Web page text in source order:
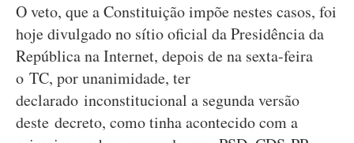
O veto, que a Constituição impõe nestes casos, foi
hoje divulgado no sítio oficial da Presidência da
República na Internet, depois de na sexta-feira
o TC, por unanimidade, ter
declarado inconstitucional a segunda versão
deste decreto, como tinha acontecido com a